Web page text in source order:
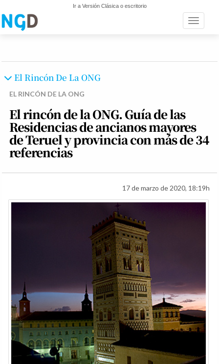
Ir a Versión Clásica o escritorio
Toggle
El Rincón De La ONG
EL RINCÓN DE LA ONG
El rincón de la ONG. Guía de las
Residencias de ancianos mayores
de Teruel y provincia con más de 34
referencias
17 de marzo de 2020, 18:19h